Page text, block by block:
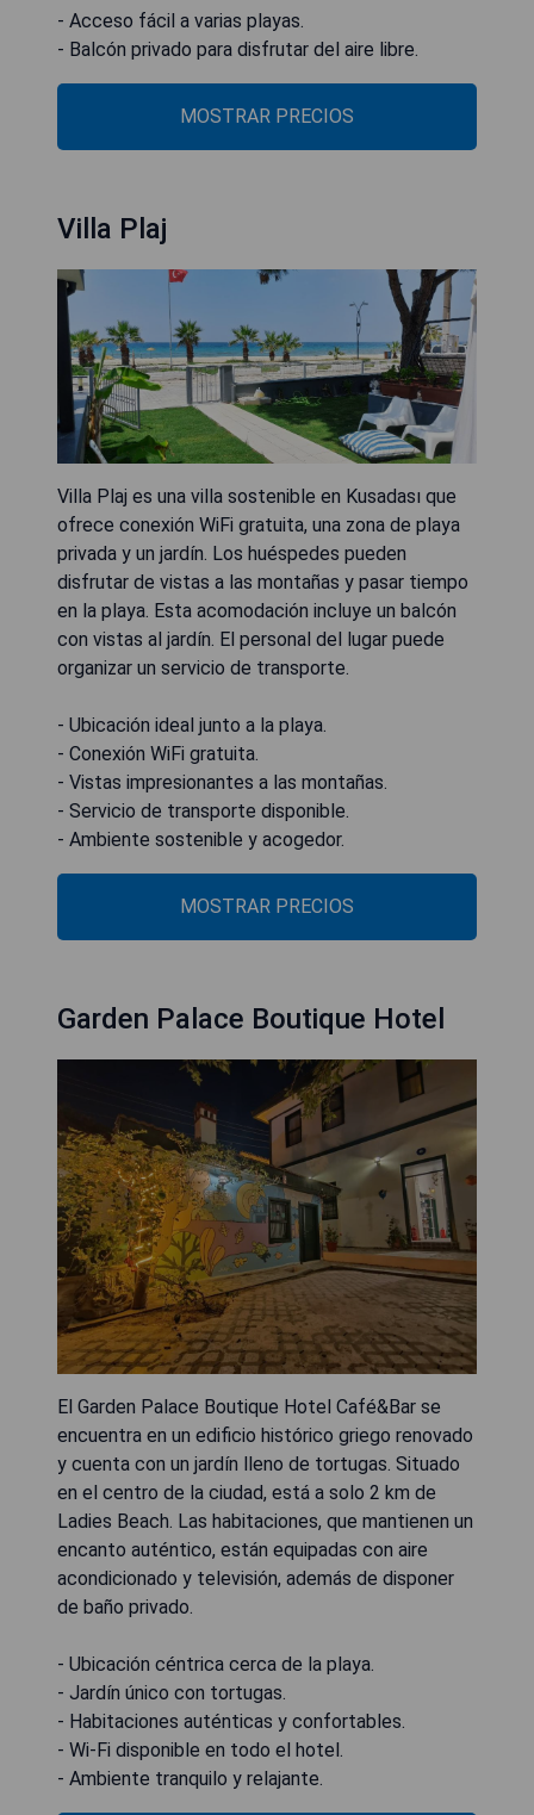
- Acceso fácil a varias playas.
- Balcón privado para disfrutar del aire libre.
MOSTRAR PRECIOS
Villa Plaj
Villa Plaj es una villa sostenible en Kusadası que
ofrece conexión WiFi gratuita, una zona de playa
privada y un jardín. Los huéspedes pueden
disfrutar de vistas a las montañas y pasar tiempo
en la playa. Esta acomodación incluye un balcón
con vistas al jardín. El personal del lugar puede
organizar un servicio de transporte.
- Ubicación ideal junto a la playa.
- Conexión WiFi gratuita.
- Vistas impresionantes a las montañas.
- Servicio de transporte disponible.
- Ambiente sostenible y acogedor.
MOSTRAR PRECIOS
Garden Palace Boutique Hotel
El Garden Palace Boutique Hotel Café&Bar se
encuentra en un edificio histórico griego renovado
y cuenta con un jardín lleno de tortugas. Situado
en el centro de la ciudad, está a solo 2 km de
Ladies Beach. Las habitaciones, que mantienen un
encanto auténtico, están equipadas con aire
acondicionado y televisión, además de disponer
de baño privado.
- Ubicación céntrica cerca de la playa.
- Jardín único con tortugas.
- Habitaciones auténticas y confortables.
- Wi-Fi disponible en todo el hotel.
- Ambiente tranquilo y relajante.